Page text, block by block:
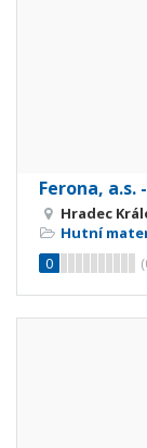
Ferona, a.s.
Hradec
Hutní
0
(